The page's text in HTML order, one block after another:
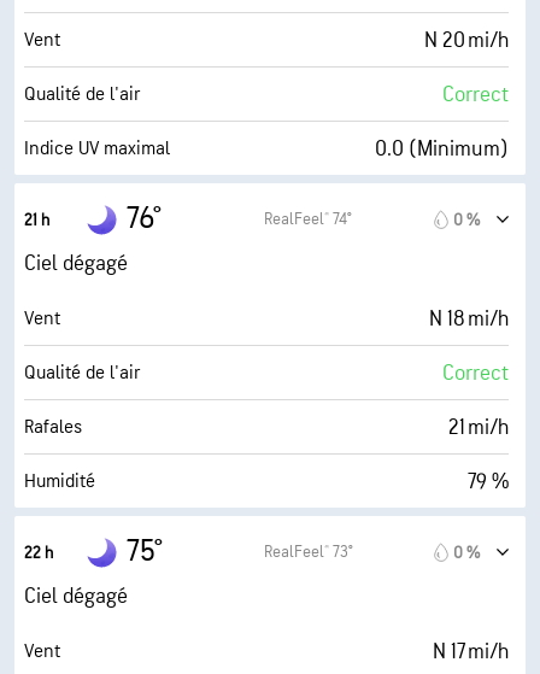
Point de rosée 69° F
AccuLumen Brightness Index™ 4 (Faible)
Couverture nuageuse 0 %
Vent N 20 mi/h
Qualité de l'air Correct
Indice UV maximal 0.0 (Minimum)
Humidité
Point de rosée 69° F
AccuLumen Brightness Index™ 0 (Sombre)
Couverture nuageuse 0 %
Visibilité 10 mi
21 h 76° RealFeel® 74° 0 %
Ciel dégagé
Vent N 18 mi/h
Qualité de l'air Correct
Rafales 21 mi/h
Humidité 79 %
Point de rosée
AccuLumen Brightness Index™
Couverture nuageuse 0 %
22 h 75° RealFeel® 73° 0 %
Ciel dégagé
Vent N 17 mi/h